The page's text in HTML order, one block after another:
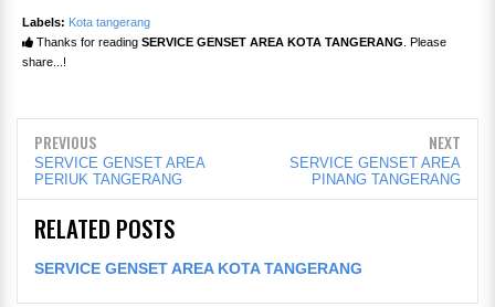
Labels: Kota tangerang
Thanks for reading SERVICE GENSET AREA KOTA TANGERANG . Please
share...!
PREVIOUS
SERVICE GENSET AREA
PERIUK TANGERANG
NEXT
SERVICE GENSET AREA
PINANG TANGERANG
RELATED POSTS
SERVICE GENSET AREA KOTA TANGERANG